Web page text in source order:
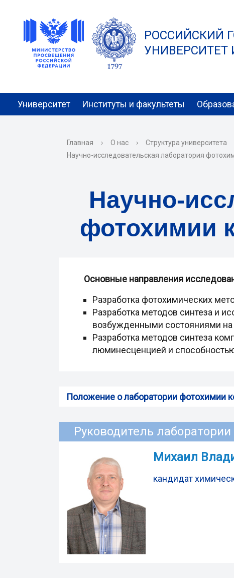
РОССИЙСКИЙ
УНИВЕРСИТЕТ
Университет Институты и факультеты
Главная › О нас › Структура университета
Научно-исследовательская лаборатория
Научно-
фотохимии
Основные направления
Разработка фотохимических
Разработка методов синтеза и
возбужденными состояниями
Разработка методов синтеза
люминесценцией и
Положение о лаборатории фотохимии
Руководитель лаборатории
Михаил
кандидат